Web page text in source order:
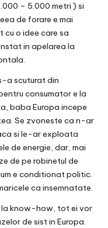
– 5.000 metri ) si
de forare e mai
o idee care sa
in apelarea la
a scuturat din
consumator e la
baba Europa incepe
Se zvoneste ca n-ar
si le-ar exploata
de energie, dar, mai
de pe robinetul de
e conditionat politic.
ca insemnatate.
la know-how, tot ei vor
de sist in Europa.